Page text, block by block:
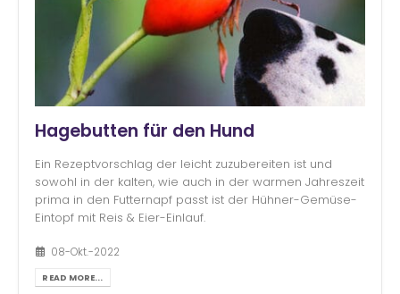
Hagebutten für den Hund
Ein Rezeptvorschlag der leicht zuzubereiten ist und
sowohl in der kalten, wie auch in der warmen Jahreszeit
prima in den Futternapf passt ist der Hühner-Gemüse-
Eintopf mit Reis & Eier-Einlauf.
08-Okt.-2022
READ MORE...